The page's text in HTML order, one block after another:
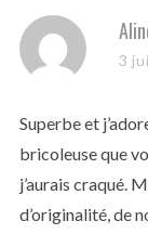
s
a
s
:
3
Superbe et
bricoleuse que
j’aurais craqué.
d’originalité, de